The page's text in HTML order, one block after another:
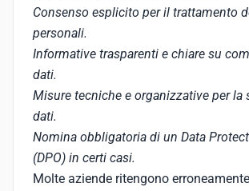
Consenso esplicito per il trattamento
personali.
Informative trasparenti e chiare su
dati.
Misure tecniche e organizzative per la
dati.
Nomina obbligatoria di un Data
(DPO) in certi casi.
Molte aziende ritengono